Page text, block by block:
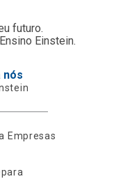
futuro.
Einstein.
nós
Empresas